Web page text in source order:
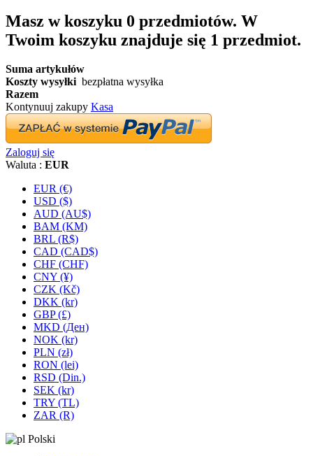
Masz w koszyku 0 przedmiotów. W
Twoim koszyku znajduje się 1 przedmiot.
Suma artykułów
Koszty wysyłki bezpłatna wysyłka
Razem
Kontynuuj zakupy Kasa
Zaloguj się
Waluta : EUR
EUR (€)
USD ($)
AUD (AU$)
BAM (KM)
BRL (R$)
CAD (CAD$)
CHF (CHF)
CNY (¥)
CZK (Kč)
DKK (kr)
GBP (£)
MKD (Ден)
NOK (kr)
PLN (zł)
RON (lei)
RSD (Din.)
SEK (kr)
TRY (TL)
ZAR (R)
Polski